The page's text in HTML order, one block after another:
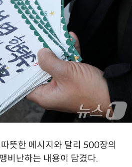
뜻한 메시지와 달리 500장의
비난하는 내용이 담겼다.